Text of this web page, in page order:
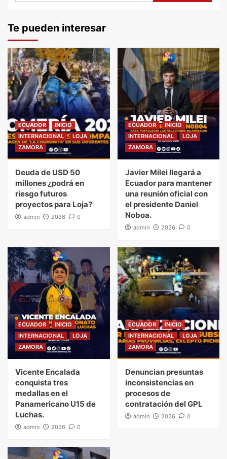
Te pueden interesar
ECUADOR
INICIO
INTERNACIONAL
LOJA
ZAMORA
Deuda de USD 50
millones ¿podrá en
riesgo futuros
proyectos para Loja?
admin 2026 0
ECUADOR
INICIO
INTERNACIONAL
LOJA
ZAMORA
Javier Milei llegará a
Ecuador para mantener
una reunión oficial con
el presidente Daniel
Noboa.
admin 2026 0
ECUADOR
INICIO
INTERNACIONAL
LOJA
ZAMORA
Vicente Encalada
conquista tres
medallas en el
Panamericano U15 de
Luchas.
admin 2026 0
ECUADOR
INICIO
INTERNACIONAL
LOJA
ZAMORA
Denuncian presuntas
inconsistencias en
procesos de
contratación del GPL
admin 2026 0